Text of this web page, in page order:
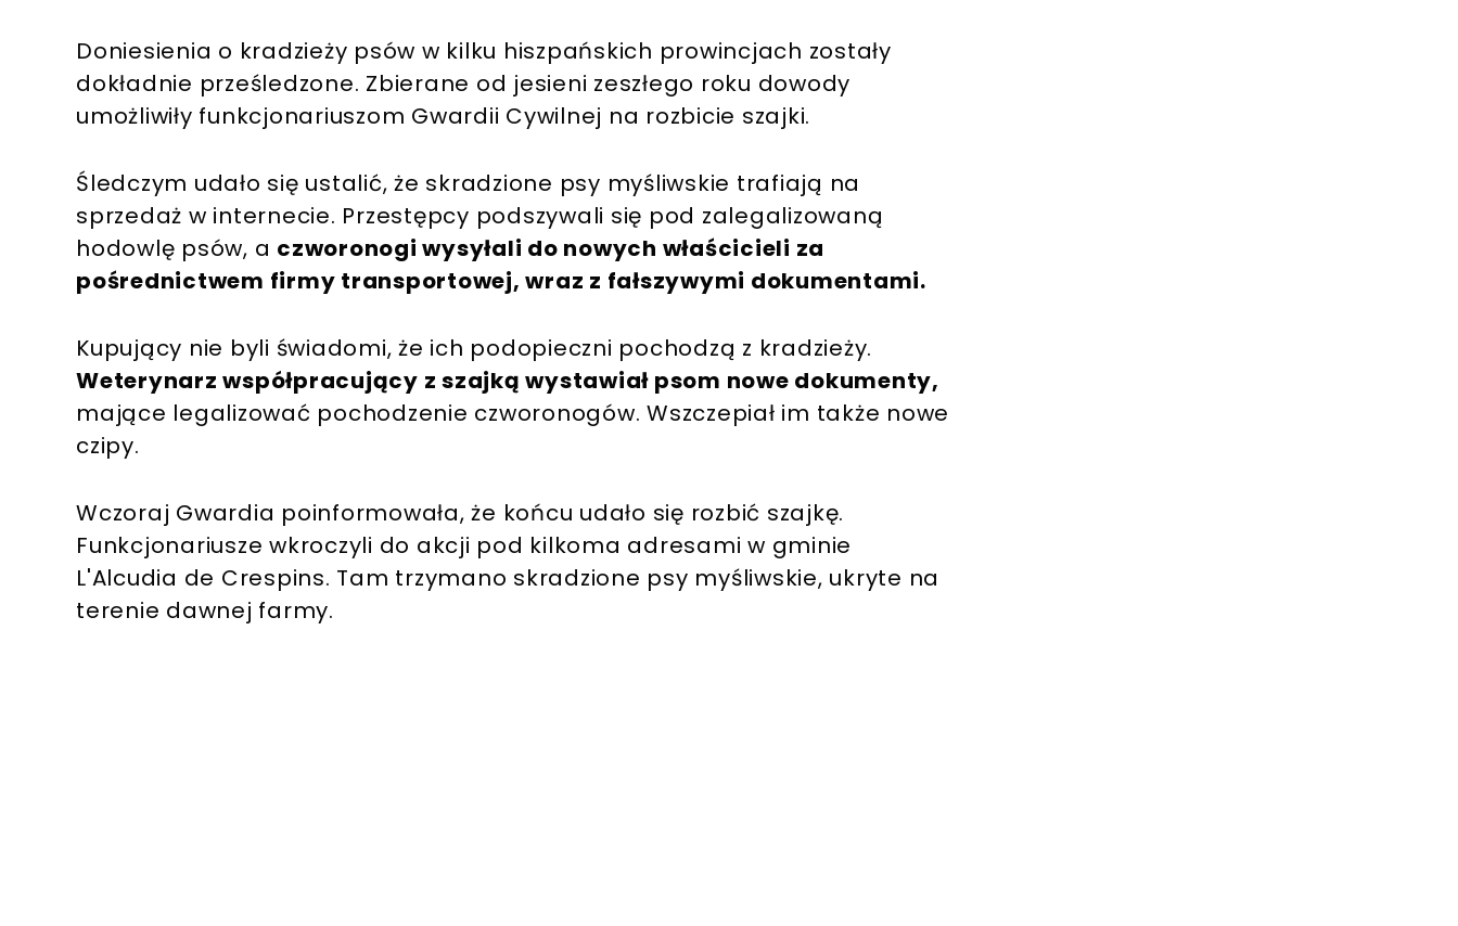
Doniesienia o kradzieży psów w kilku hiszpańskich prowincjach zostały
dokładnie prześledzone. Zbierane od jesieni zeszłego roku dowody
umożliwiły funkcjonariuszom Gwardii Cywilnej na rozbicie szajki.
Śledczym udało się ustalić, że skradzione psy myśliwskie trafiają na
sprzedaż w internecie. Przestępcy podszywali się pod zalegalizowaną
hodowlę psów, a czworonogi wysyłali do nowych właścicieli za
pośrednictwem firmy transportowej, wraz z fałszywymi dokumentami.
Kupujący nie byli świadomi, że ich podopieczni pochodzą z kradzieży.
Weterynarz współpracujący z szajką wystawiał psom nowe dokumenty,
mające legalizować pochodzenie czworonogów. Wszczepiał im także nowe
czipy.
Wczoraj Gwardia poinformowała, że końcu udało się rozbić szajkę.
Funkcjonariusze wkroczyli do akcji pod kilkoma adresami w gminie
L'Alcudia de Crespins. Tam trzymano skradzione psy myśliwskie, ukryte na
terenie dawnej farmy.